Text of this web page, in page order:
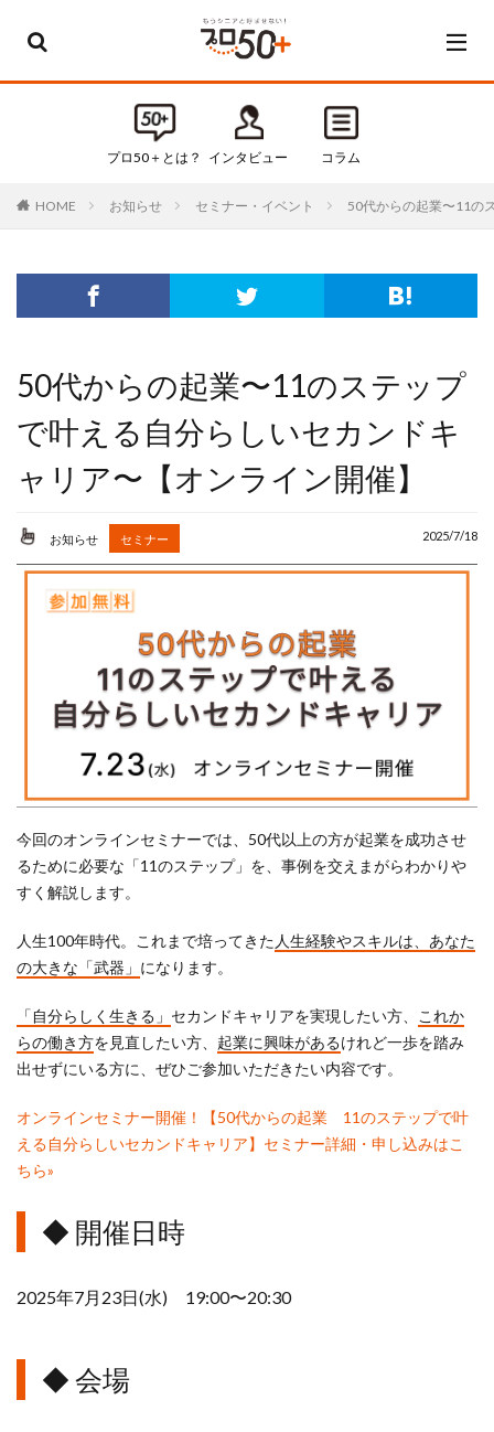
プロ50＋とは？ インタビュー コラム
HOME お知らせ セミナー・イベント 50代からの起業〜11の
50代からの起業〜11のステップ
で叶える自分らしいセカンドキ
ャリア〜【オンライン開催】
お知らせ セミナー 2025/7/18
今回のオンラインセミナーでは、50代以上の方が起業を成功させ
るために必要な「11のステップ」を、事例を交えまがらわかりや
すく解説します。
人生100年時代。これまで培ってきた 人生経験やスキルは、あなた
の大きな「武器」 になります。
「自分らしく生きる」 セカンドキャリアを実現したい方、
これか
らの働き方を見直したい方、 起業に興味があるけれど一歩を踏み
出せずにいる方に、ぜひご参加いただきたい内容です。
オンラインセミナー開催！【50代からの起業 11のステップで叶
える自分らしいセカンドキャリア】セミナー詳細・申し込みはこ
ちら»
◆ 開催日時
2025年7月23日(水) 19:00〜20:30
◆ 会場
すべてのカテゴリ
お知らせ
コラム
セミナー・イベント
50代 50代起業
60代 60代起業
AI アルバイト
カウンセラー
コーチング
セカンドキャリア
セミナー リスキリング
人生 人生の棚卸し
人生１００年 個人事業主
学び 学習
棚卸
行政書士 講師
起業 起業事例
５０代
６０代